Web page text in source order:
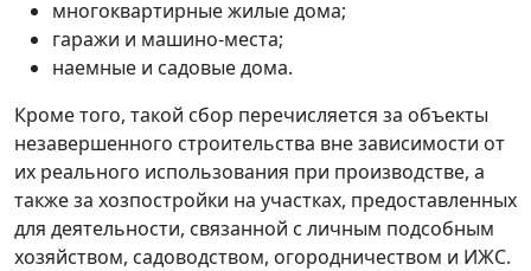
многоквартирные жилые дома;
гаражи и машино-места;
наемные и садовые дома.
Кроме того, такой сбор перечисляется за объекты
незавершенного строительства вне зависимости от
их реального использования при производстве, а
также за хозпостройки на участках, предоставленных
для деятельности, связанной с личным подсобным
хозяйством, садоводством, огородничеством и ИЖС.